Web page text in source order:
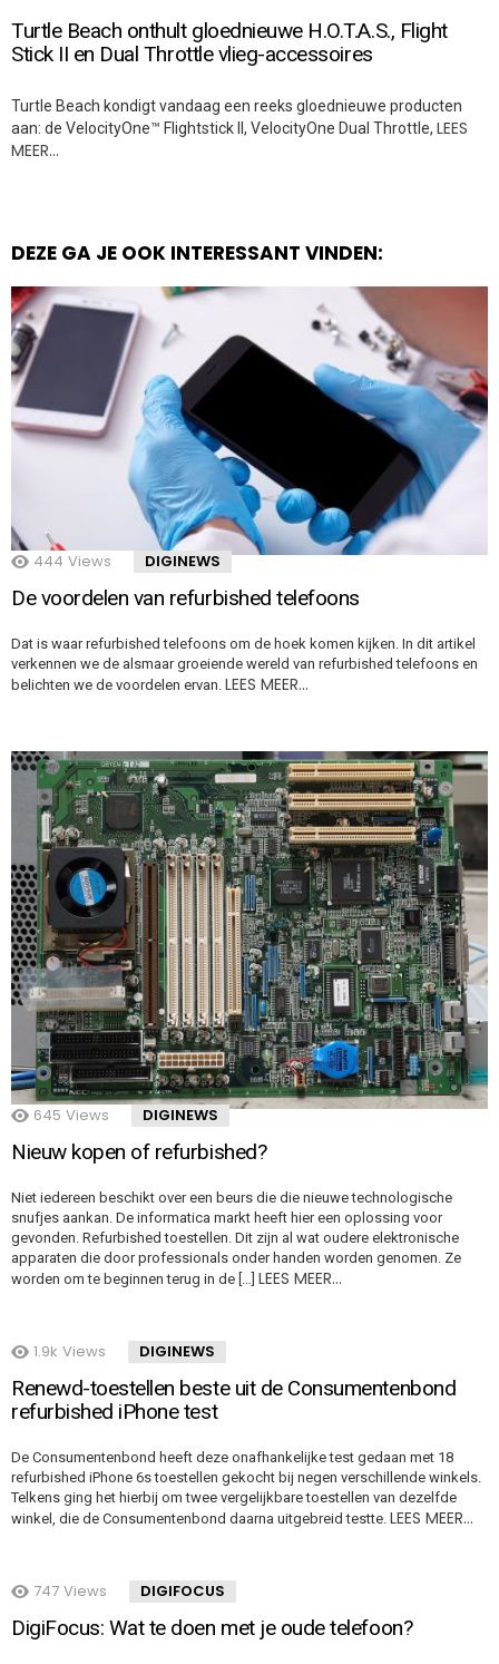
Turtle Beach onthult gloednieuwe H.O.T.A.S., Flight
Stick II en Dual Throttle vlieg-accessoires
Turtle Beach kondigt vandaag een reeks gloednieuwe producten
aan: de VelocityOne™ Flightstick II, VelocityOne Dual Throttle, LEES
MEER…
DEZE GA JE OOK INTERESSANT VINDEN:
444 Views DIGINEWS
De voordelen van refurbished telefoons
Dat is waar refurbished telefoons om de hoek komen kijken. In dit artikel
verkennen we de alsmaar groeiende wereld van refurbished telefoons en
belichten we de voordelen ervan. LEES MEER…
645 Views DIGINEWS
Nieuw kopen of refurbished?
Niet iedereen beschikt over een beurs die die nieuwe technologische
snufjes aankan. De informatica markt heeft hier een oplossing voor
gevonden. Refurbished toestellen. Dit zijn al wat oudere elektronische
apparaten die door professionals onder handen worden genomen. Ze
worden om te beginnen terug in de […] LEES MEER…
1.9k Views DIGINEWS
Renewd-toestellen beste uit de Consumentenbond
refurbished iPhone test
De Consumentenbond heeft deze onafhankelijke test gedaan met 18
refurbished iPhone 6s toestellen gekocht bij negen verschillende winkels.
Telkens ging het hierbij om twee vergelijkbare toestellen van dezelfde
winkel, die de Consumentenbond daarna uitgebreid testte. LEES MEER…
747 Views DIGIFOCUS
DigiFocus: Wat te doen met je oude telefoon?